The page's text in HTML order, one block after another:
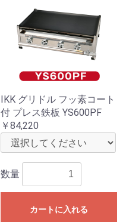
IKK グリドル フッ素コート
付 プレス鉄板 YS600PF
￥84,220
数量
カートに入れる